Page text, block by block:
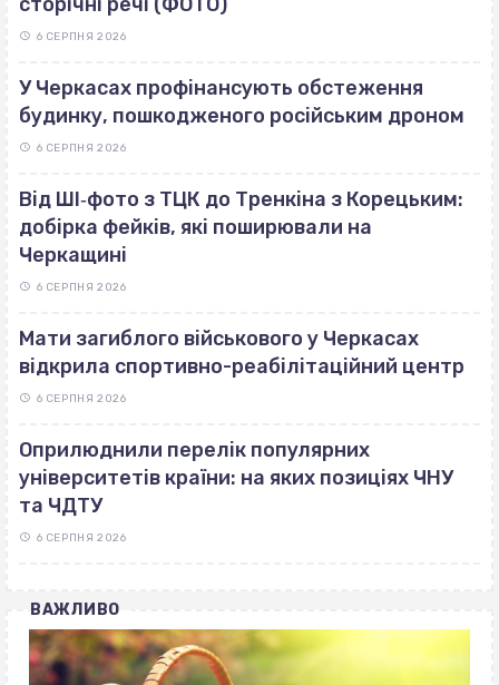
6 СЕРПНЯ 2026
У Черкасах профінансують обстеження
будинку, пошкодженого російським дроном
6 СЕРПНЯ 2026
Від ШІ‐фото з ТЦК до Тренкіна з Корецьким:
добірка фейків, які поширювали на
Черкащині
6 СЕРПНЯ 2026
Мати загиблого військового у Черкасах
відкрила спортивно-реабілітаційний центр
6 СЕРПНЯ 2026
Оприлюднили перелік популярних
університетів країни: на яких позиціях ЧНУ
та ЧДТУ
6 СЕРПНЯ 2026
ВАЖЛИВО